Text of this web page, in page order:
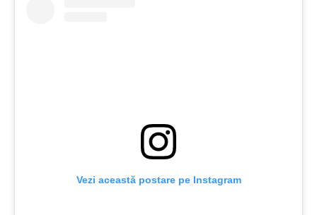
Vezi această postare pe Instagram